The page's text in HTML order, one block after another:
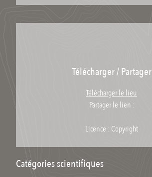
Télécharger / Partager
Télécharger le lieu
Partager le lien :
Licence : Copyright
Catégories scientifiques